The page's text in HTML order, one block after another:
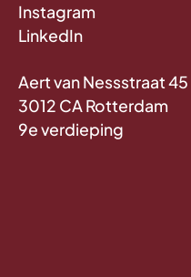
Instagram
LinkedIn
Aert van Nessstraat 45
3012 CA Rotterdam
9e verdieping